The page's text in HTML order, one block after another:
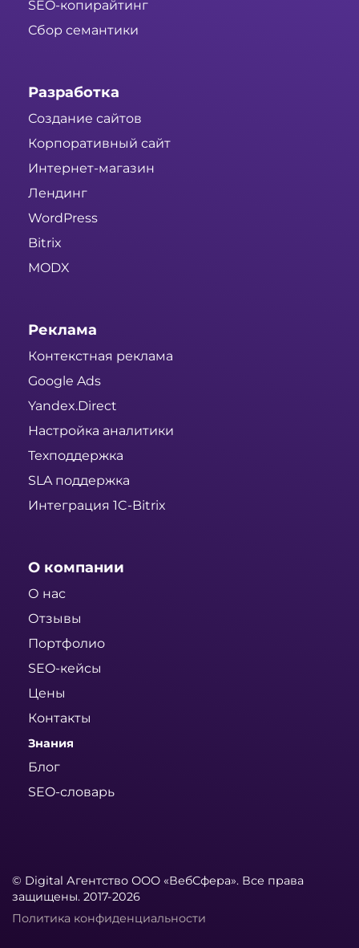
SEO-копирайтинг
Сбор семантики
Разработка
Создание сайтов
Корпоративный сайт
Интернет-магазин
Лендинг
WordPress
Bitrix
MODX
Реклама
Контекстная реклама
Google Ads
Yandex.Direct
Настройка аналитики
Техподдержка
SLA поддержка
Интеграция 1C-Bitrix
О компании
О нас
Отзывы
Портфолио
SEO-кейсы
Цены
Контакты
Знания
Блог
SEO-словарь
© Digital Агентство ООО «ВебСфера». Все права
защищены. 2017-2026
Политика конфиденциальности